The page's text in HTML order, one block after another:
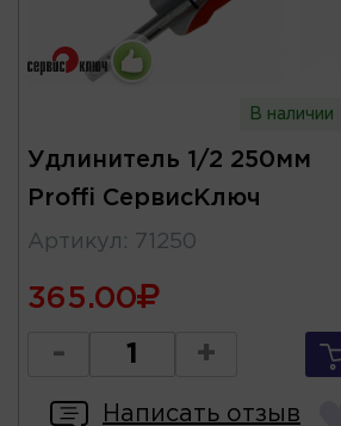
В наличии
Удлинитель 1/2 250мм
Proffi СервисКлюч
Артикул : 71250
365.00
- +
Написать отзыв